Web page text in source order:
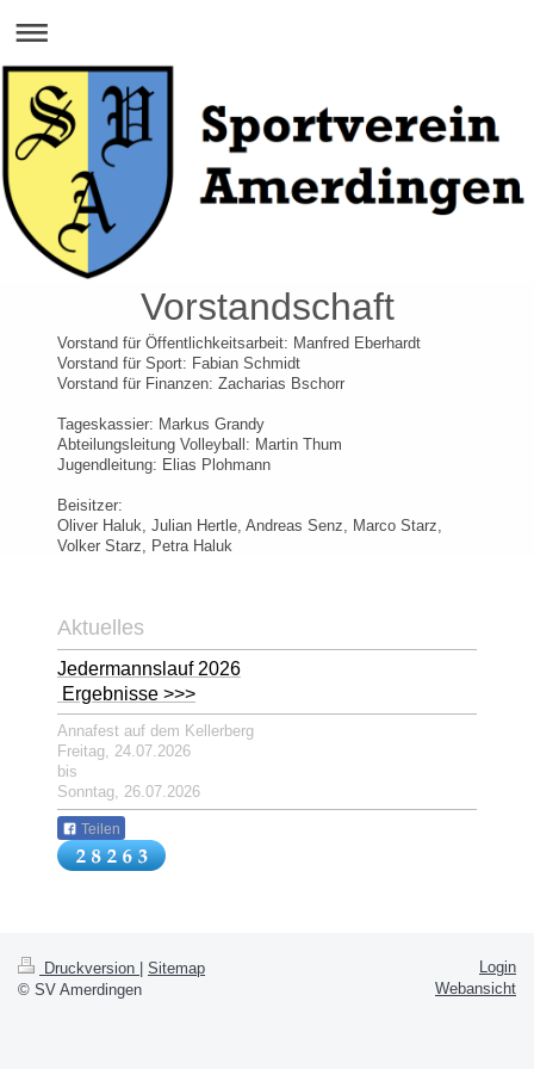
Vorstandschaft
Vorstand für Öffentlichkeitsarbeit: Manfred Eberhardt
Vorstand für Sport: Fabian Schmidt
Vorstand für Finanzen: Zacharias Bschorr
Tageskassier: Markus Grandy
Abteilungsleitung Volleyball: Martin Thum
Jugendleitung: Elias Plohmann
Beisitzer:
Oliver Haluk, Julian Hertle, Andreas Senz, Marco Starz,
Volker Starz, Petra Haluk
Aktuelles
Jedermannslauf 2026
Ergebnisse >>>
Annafest auf dem Kellerberg
Freitag, 24.07.2026
bis
Sonntag, 26.07.2026
Teilen
Druckversion
Sitemap
© SV Amerdingen
Login
Webansicht